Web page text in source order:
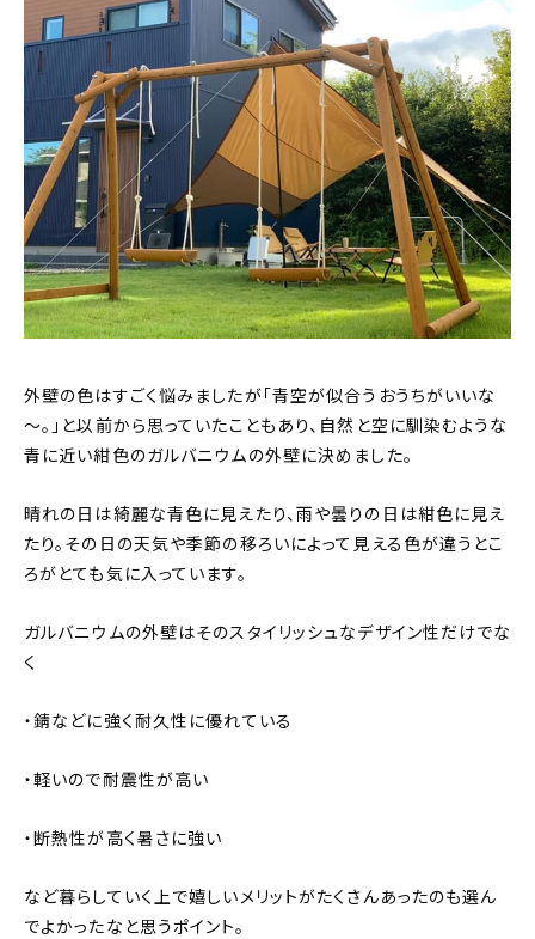
外壁の色はすごく悩みましたが「青空が似合うおうちがいいな
～。」と以前から思っていたこともあり、自然と空に馴染むような
青に近い紺色のガルバニウムの外壁に決めました。
晴れの日は綺麗な青色に見えたり、雨や曇りの日は紺色に見え
たり。その日の天気や季節の移ろいによって見える色が違うとこ
ろがとても気に入っています。
ガルバニウムの外壁はそのスタイリッシュなデザイン性だけでな
く
・錆などに強く耐久性に優れている
・軽いので耐震性が高い
・断熱性が高く暑さに強い
など暮らしていく上で嬉しいメリットがたくさんあったのも選ん
でよかったなと思うポイント。